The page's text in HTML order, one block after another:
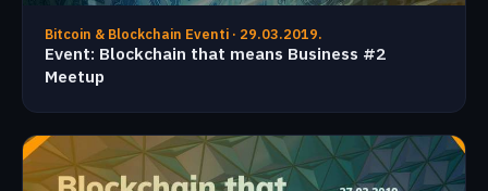
Bitcoin & Blockchain Eventi · 29.03.2019.
Event: Blockchain that means Business #2
Meetup